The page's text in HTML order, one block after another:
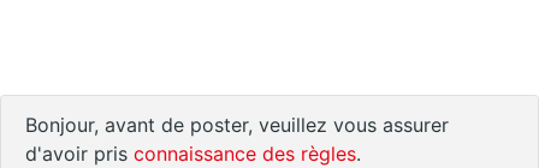
Bonjour, avant de poster, veuillez vous assurer
d'avoir pris connaissance des règles.